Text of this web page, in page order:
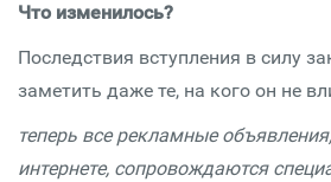
Что изменилось?
Последствия вступления в силу
заметить даже те, на кого он не
теперь все рекламные
интернете, сопровождаются